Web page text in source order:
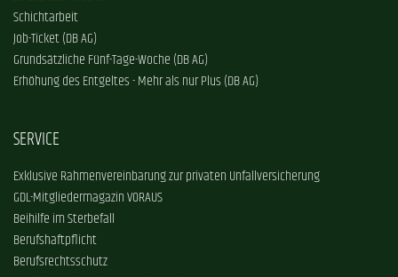
Schichtarbeit
Job-Ticket (DB AG)
Grundsätzliche Fünf-Tage-Woche (DB AG)
Erhöhung des Entgeltes - Mehr als nur Plus (DB AG)
SERVICE
Exklusive Rahmenvereinbarung zur privaten Unfallversicherung
GDL-Mitgliedermagazin VORAUS
Beihilfe im Sterbefall
Berufshaftpflicht
Berufsrechtsschutz